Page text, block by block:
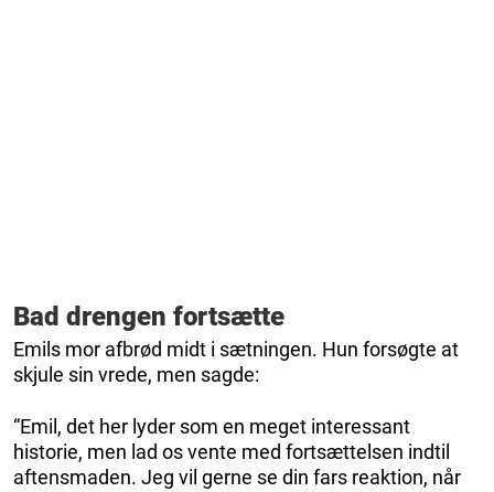
Bad drengen fortsætte
Emils mor afbrød midt i sætningen. Hun forsøgte at
skjule sin vrede, men sagde:
“Emil, det her lyder som en meget interessant
historie, men lad os vente med fortsættelsen indtil
aftensmaden. Jeg vil gerne se din fars reaktion, når